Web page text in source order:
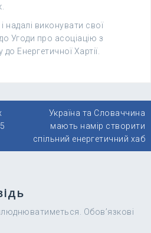
надалі виконувати свої
Угоди про асоціацію з
Енергетичної Хартії.
Україна та Словаччина
мають намір створити
спільний енергетичний хаб
Обов’язкові